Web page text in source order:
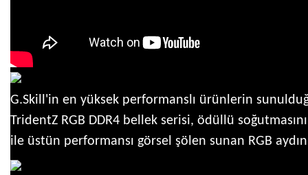
G.Skill'in en yüksek performanslı ürünlerin
TridentZ RGB DDR4 bellek serisi, ödüllü
ile üstün performansı görsel şölen sunan RGB